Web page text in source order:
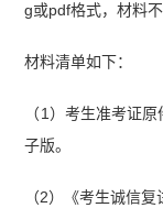
g或pdf格式，材料
材料清单如下：
（1）考生准考证
子版。
（2）《考生诚信